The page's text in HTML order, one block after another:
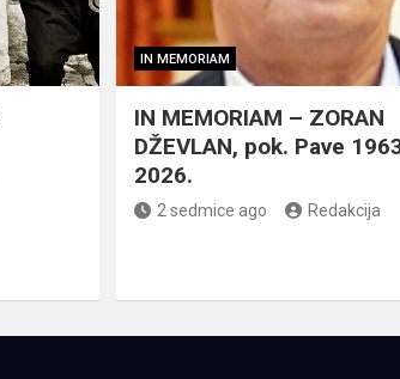
IN MEMORIAM
IN MEMORIAM – ZORAN
DŽEVLAN, pok. Pave
2026.
2 sedmice ago Redakcija